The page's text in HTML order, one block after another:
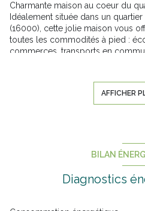
Charmante maison au coeur du
Idéalement située dans un
(16000), cette jolie maison vous
toutes les commodités à pied :
commerces, transports en
piscine chauffée sans vis-à-vis
moments de convivialité.
d’un salon double avec poêle à
6 chambres dont 2 suites
Deux ateliers fermés et un pool
Caractéristiques techniques :
Chauffage avec pompe à chaleur
AFFICHER
BILAN
Diagnostics